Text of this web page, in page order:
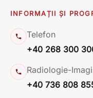
INFORMAȚII ȘI
Telefon
+40 268 300
Radiologie-
+40 736 808